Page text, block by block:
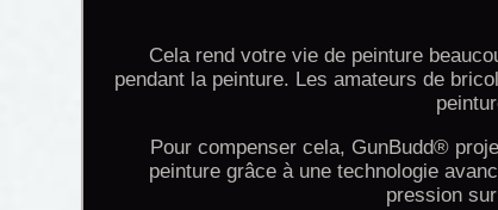
Cela rend votre vie de peinture
pendant la peinture. Les amateurs de
Pour compenser cela, GunBudd®
peinture grâce à une technologie
pression